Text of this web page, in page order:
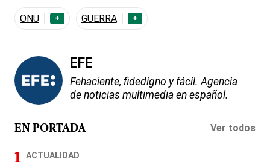
ONU + GUERRA +
EFE
Fehaciente, fidedigno y fácil. Agencia
de noticias multimedia en español.
EN PORTADA Ver todos
ACTUALIDAD